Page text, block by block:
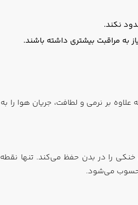
نکند.
مراقبت بیشتری داشته باشند.
علاوه بر نرمی و لطافت، جریان
را در بدن حفظ می‌کند. تنها
محسوب می‌شود.